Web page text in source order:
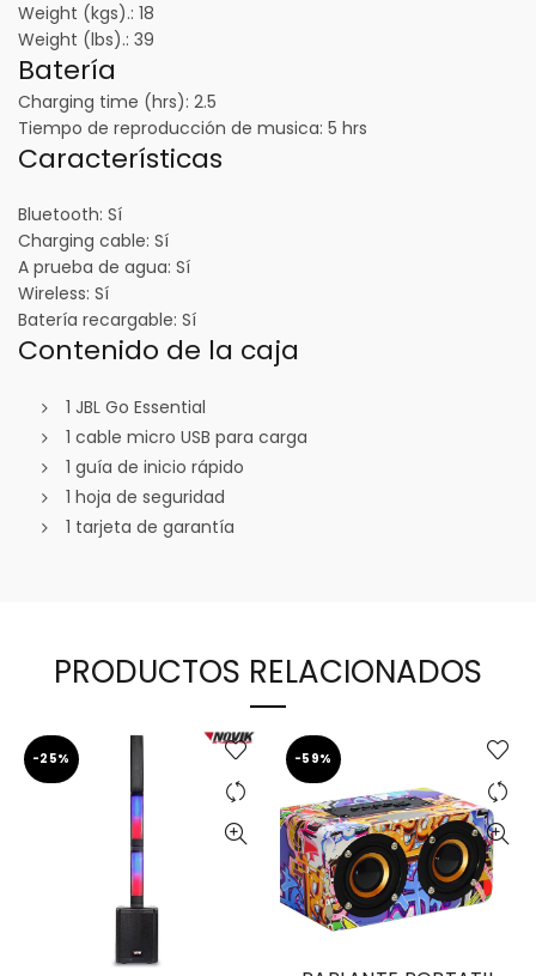
Weight (kgs).: 18
Weight (lbs).: 39
Batería
Charging time (hrs): 2.5
Tiempo de reproducción de musica: 5 hrs
Características
Bluetooth: Sí
Charging cable: Sí
A prueba de agua: Sí
Wireless: Sí
Batería recargable: Sí
Contenido de la caja
1 JBL Go Essential
1 cable micro USB para carga
1 guía de inicio rápido
1 hoja de seguridad
1 tarjeta de garantía
PRODUCTOS RELACIONADOS
-25% -59%